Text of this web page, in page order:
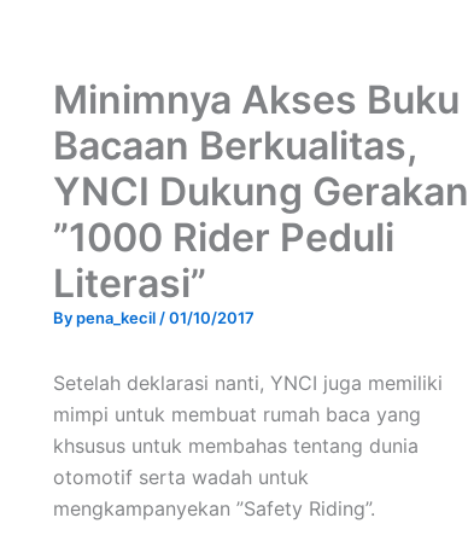
Minimnya Akses Buku
Bacaan Berkualitas,
YNCI Dukung Gerakan
”1000 Rider Peduli
Literasi”
Bypena_kecil /01/10/2017
Setelah deklarasi nanti, YNCI juga memiliki
mimpi untuk membuat rumah baca yang
khsusus untuk membahas tentang dunia
otomotif serta wadah untuk
mengkampanyekan ”Safety Riding”.